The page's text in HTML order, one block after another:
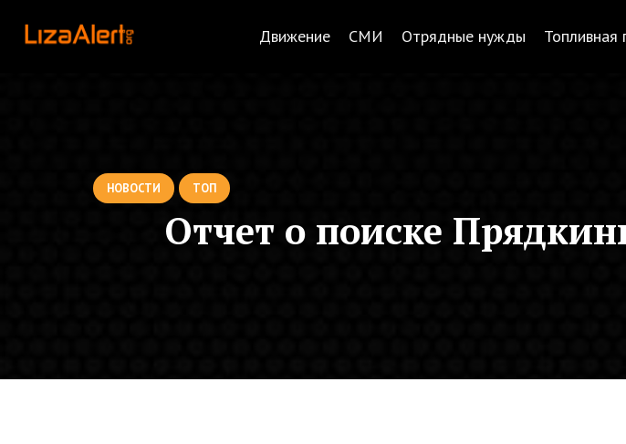
Движение СМИ Отрядные нужды
НОВОСТИ ТОП
Отчет о поиске